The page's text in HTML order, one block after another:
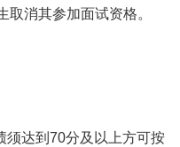
消其参加面试资格。
达到70分及以上方可按